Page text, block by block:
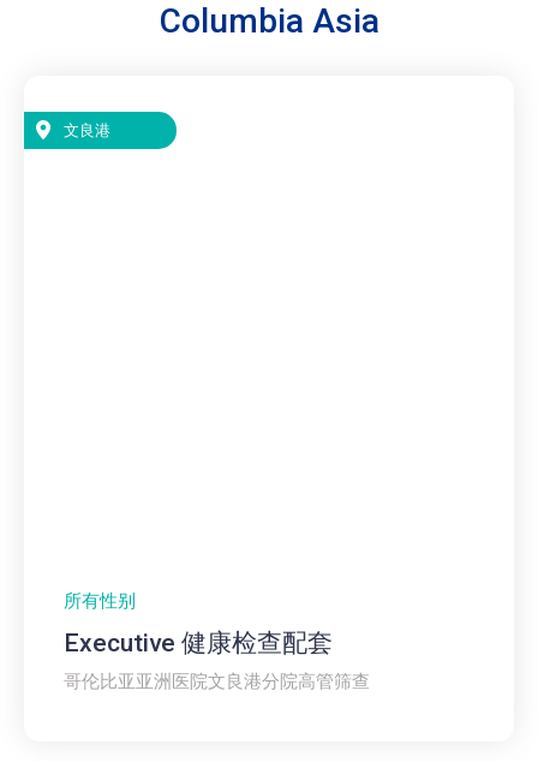
Columbia Asia
文良港
所有性别
Executive 健康检查配套
哥伦比亚亚洲医院文良港分院高管筛查